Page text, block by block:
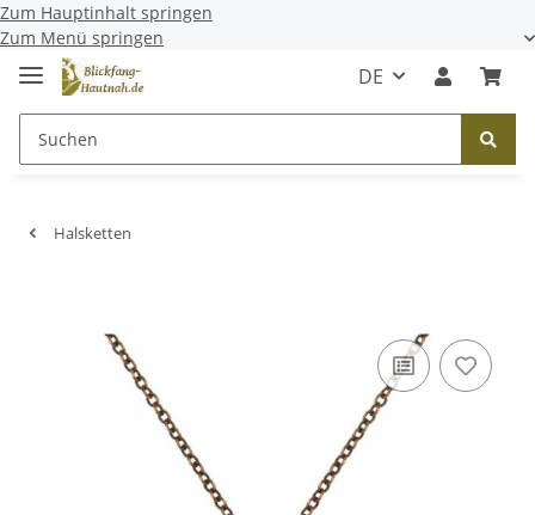
Zum Hauptinhalt springen
Zum Menü springen
DE
Halsketten